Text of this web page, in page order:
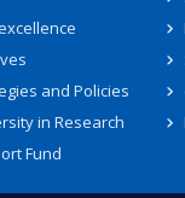
and Policies
in Research
Fund